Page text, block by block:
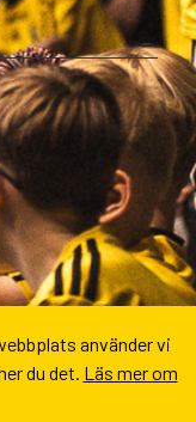
använder vi
du det. Läs mer om